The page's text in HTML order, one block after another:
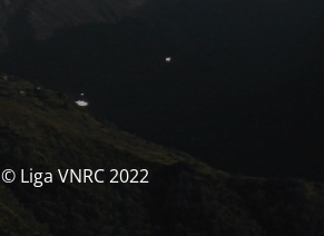
© Liga VNRC 2022